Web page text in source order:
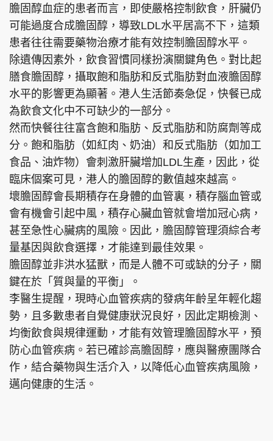
膽固醇血症的患者而言，即使嚴格控制飲食，肝臟仍
可能過度合成膽固醇，導致LDL水平居高不下，這類
患者往往需要藥物治療才能有效控制膽固醇水平。
除遺傳因素外，飲食習慣同樣扮演關鍵角色。對比起
膳食膽固醇，攝取飽和脂肪和反式脂肪對血液膽固醇
水平的影響更為顯著。港人生活節奏急促，快餐已成
為飲食文化中不可缺少的一部分。
然而快餐往往富含飽和脂肪、反式脂肪和防腐劑等成
分。飽和脂肪（如紅肉、奶油）和反式脂肪（如加工
食品、油炸物）會刺激肝臟增加LDL生產，因此，從
臨床個案可見，港人的膽固醇的數值越來越高。
壞膽固醇會長期積存在身體的血管裏，積存腦血管或
會有機會引起中風，積存心臟血管就會增加冠心病，
甚至急性心臟病的風險。因此，膽固醇管理須綜合考
量基因與飲食選擇，才能達到最佳效果。
膽固醇並非洪水猛獸，而是人體不可或缺的分子，關
鍵在於「質與量的平衡」。
李醫生提醒，現時心血管疾病的發病年齡呈年輕化趨
勢，且多數患者自覺健康狀況良好，因此定期檢測、
均衡飲食與規律運動，才能有效管理膽固醇水平，預
防心血管疾病。若已確診高膽固醇，應與醫療團隊合
作，結合藥物與生活介入，以降低心血管疾病風險，
邁向健康的生活。